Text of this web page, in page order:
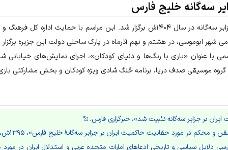
سه‌گانه خلیج فارس
با حمایت اداره کل فرهنگ و ارشاد اسلامی
شهر ابوموسی، در هشتم و نهم آذرماه در پارک ساحلی دولت این جزیره
با عنوان «بازی با رنگ‌ها و دنیای کودکان»، اجرای نمایش‌های خیابانی
موسیقی صدف دریا، برنامه جُنگ شادی ویژه کودکان و بخش مشارکتی بازی
بر جزایر سه‌گانه تثبیت شد»، خبرگزاری فارس.
محکم در مورد حقانیت حاکمیت ایران بر جزایر سه‌گانۀ خلیج فارس»، ۱۳۹۵ش، ص۷۲-۷۳.
دلایل سیاسی و تاریخی ادعاهای امارات متحده عربی و استدلال ایران در مورد